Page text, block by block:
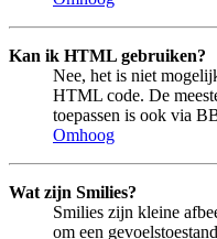
Kan ik HTML gebruiken?
Nee, het is niet
HTML code. De
toepassen is ook via
Omhoog
Wat zijn Smilies?
Smilies zijn kleine
om een